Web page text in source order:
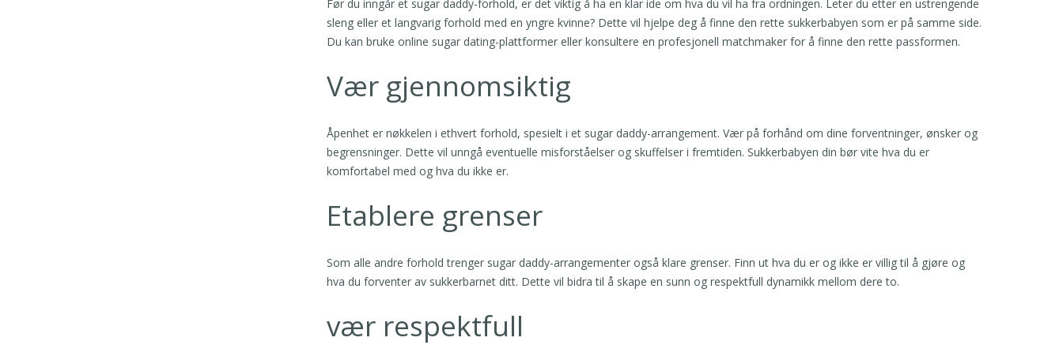
Før du inngår et sugar daddy-forhold, er det viktig å ha en klar ide om hva du vil ha fra ordningen. Leter du etter en ustrengende
sleng eller et langvarig forhold med en yngre kvinne? Dette vil hjelpe deg å finne den rette sukkerbabyen som er på samme side.
Du kan bruke online sugar dating-plattformer eller konsultere en profesjonell matchmaker for å finne den rette passformen.
Vær gjennomsiktig
Åpenhet er nøkkelen i ethvert forhold, spesielt i et sugar daddy-arrangement. Vær på forhånd om dine forventninger, ønsker og
begrensninger. Dette vil unngå eventuelle misforståelser og skuffelser i fremtiden. Sukkerbabyen din bør vite hva du er
komfortabel med og hva du ikke er.
Etablere grenser
Som alle andre forhold trenger sugar daddy-arrangementer også klare grenser. Finn ut hva du er og ikke er villig til å gjøre og
hva du forventer av sukkerbarnet ditt. Dette vil bidra til å skape en sunn og respektfull dynamikk mellom dere to.
vær respektfull